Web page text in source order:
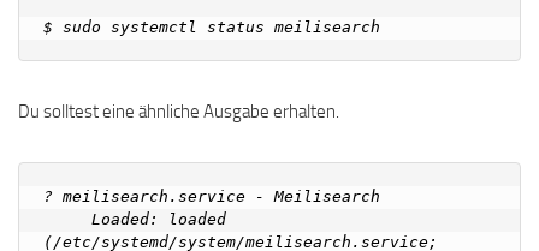
Du solltest eine ähnliche Ausgabe erhalten.
? meilisearch.service - Meilisearch
(/etc/systemd/system/meilisearch.service;